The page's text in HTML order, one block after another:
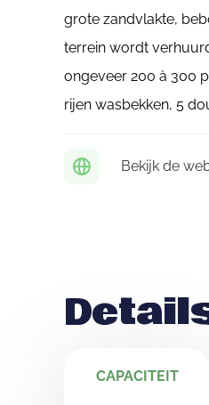
grote zandvlakte,
terrein wordt
ongeveer 200 à 300
rijen wasbekken, 5
Bekijk de
CAPACITEIT